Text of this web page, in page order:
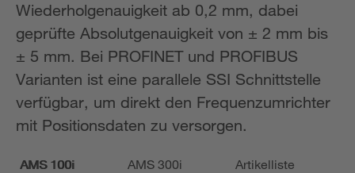
Wiederholgenauigkeit ab 0,2 mm, dabei
geprüfte Absolutgenauigkeit von ± 2 mm bis
± 5 mm. Bei PROFINET und PROFIBUS
Varianten ist eine parallele SSI Schnittstelle
verfügbar, um direkt den Frequenzumrichter
mit Positionsdaten zu versorgen.
AMS 100i AMS 300i Artikelliste